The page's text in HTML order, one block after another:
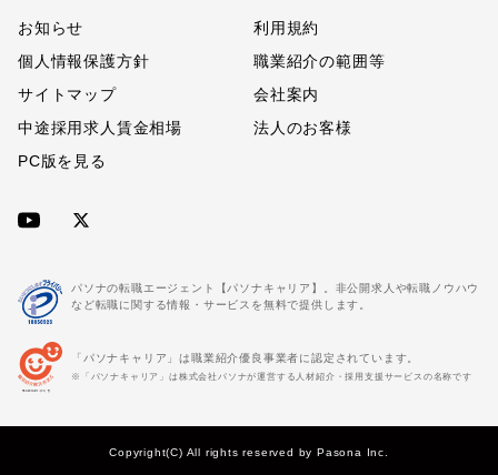
お知らせ
利用規約
個人情報保護方針
職業紹介の範囲等
サイトマップ
会社案内
中途採用求人賃金相場
法人のお客様
PC版を見る
パソナの転職エージェント【パソナキャリア】。非公開求人や転職ノウハウ
など転職に関する情報・サービスを無料で提供します。
「パソナキャリア」は職業紹介優良事業者に認定されています。
※「パソナキャリア」は株式会社パソナが運営する人材紹介・採用支援サービスの名称です
Copyright(C) All rights reserved by Pasona Inc.